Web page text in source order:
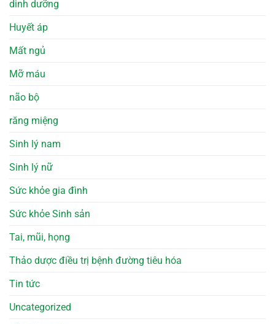
dinh dưỡng
Huyết áp
Mất ngủ
Mỡ máu
não bộ
răng miệng
Sinh lý nam
Sinh lý nữ
Sức khỏe gia đình
Sức khỏe Sinh sản
Tai, mũi, họng
Thảo dược điều trị bệnh đường tiêu hóa
Tin tức
Uncategorized